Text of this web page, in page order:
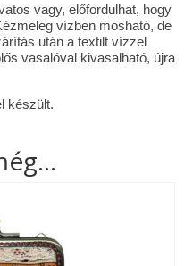
vagy, előfordulhat, hogy
vízben mosható, de
után a textilt vízzel
vasalóval kivasalható, újra
készült.